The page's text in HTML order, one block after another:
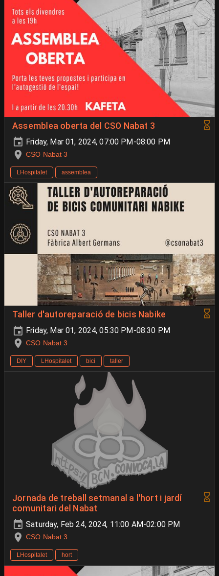
Assemblea oberta del CSO Nabat 3
Friday, Mar 01, 2024, 07:00 PM-08:00 PM
CSO Nabat 3
LHospitalet assemblea
Taller d'autoreparació de bicis Nabike
Friday, Mar 01, 2024, 05:30 PM-08:30 PM
CSO Nabat 3
DIY LHospitalet bici taller
Jornada de treball setmanal a l'hort i jardí
comunitari del Nabat
Saturday, Feb 24, 2024, 11:00 AM-02:00 PM
CSO Nabat 3
LHospitalet hort